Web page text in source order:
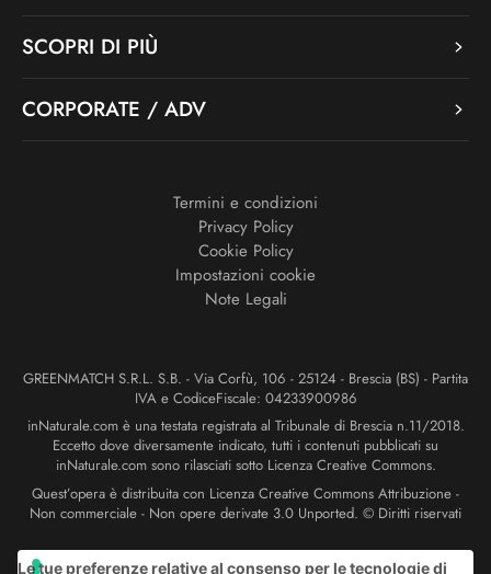
SCOPRI DI PIÙ
CORPORATE / ADV
Termini e condizioni
Privacy Policy
Cookie Policy
Impostazioni cookie
Note Legali
GREENMATCH S.R.L. S.B. - Via Corfù, 106 - 25124 - Brescia (BS) - Partita
IVA e CodiceFiscale: 04233900986
inNaturale.com è una testata registrata al Tribunale di Brescia n.11/2018.
Eccetto dove diversamente indicato, tutti i contenuti pubblicati su
inNaturale.com sono rilasciati sotto Licenza Creative Commons.
Quest’opera è distribuita con Licenza Creative Commons Attribuzione -
Non commerciale - Non opere derivate 3.0 Unported. © Diritti riservati
Le tue preferenze relative al consenso per le tecnologie di